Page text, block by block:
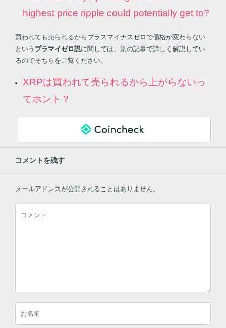
highest price ripple could potentially get to?
買われても売られるからプラスマイナスゼロで価格が変わらない
という プラマイゼロ説に関しては、別の記事で詳しく解説してい
るのでそちらをご覧ください。
XRPは買われて売られるから上がらないっ
てホント？
コメントを残す
メールアドレスが公開されることはありません。